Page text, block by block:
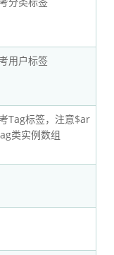
用户标签
Tag标签，注意$ar
类实例数组